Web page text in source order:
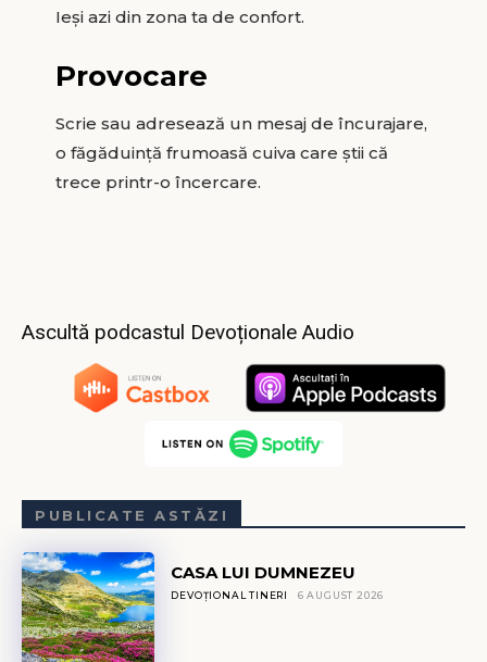
Ieși azi din zona ta de confort.
Provocare
Scrie sau adresează un mesaj de încurajare,
o făgăduință frumoasă cuiva care știi că
trece printr-o încercare.
Ascultă podcastul Devoționale Audio
PUBLICATE ASTĂZI
CASA LUI DUMNEZEU
DEVOȚIONAL TINERI 6 AUGUST 2026